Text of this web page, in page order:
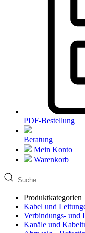
PDF-Bestellung
Beratung
Mein Konto
Warenkorb
Produktkategorien
Kabel und
Verbindungs- und
Kanäle und